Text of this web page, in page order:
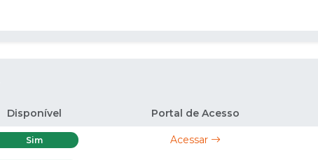
Disponível Portal de Acesso
Sim Acessar